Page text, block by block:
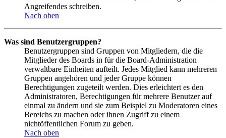
Angreifendes schreiben.
Nach oben
Was sind Benutzergruppen?
Benutzergruppen sind Gruppen von Mitgliedern, die die
Mitglieder des Boards in für die Board-Administration
verwaltbare Einheiten aufteilt. Jedes Mitglied kann mehreren
Gruppen angehören und jeder Gruppe können
Berechtigungen zugeteilt werden. Dies erleichtert es den
Administratoren, Berechtigungen für mehrere Benutzer auf
einmal zu ändern und sie zum Beispiel zu Moderatoren eines
Bereichs zu machen oder ihnen Zugriff zu einem
nichtöffentlichen Forum zu geben.
Nach oben